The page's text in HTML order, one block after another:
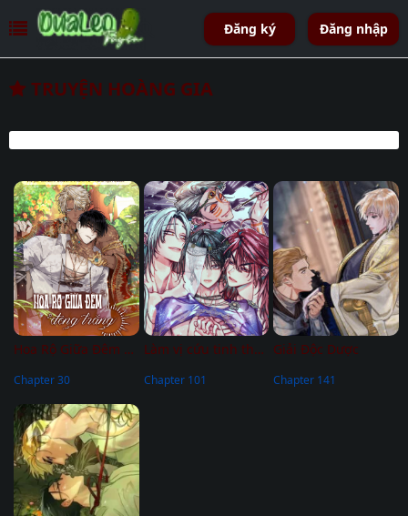
Đăng ký Đăng nhập
TRUYỆN HOÀNG GIA
Hoa Rộ Giữa Đêm Đông Trắng
Chapter 30
Làm vị cứu tinh thật dễ dàng
Chapter 101
Giải Độc Dược
Chapter 141